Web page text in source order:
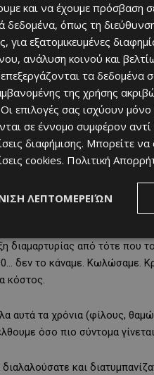
πρέπει να είναι κλειστά στις
με υπηρεσία παράδοσης κατ’
μας, εμπειρία που τη
θα μείνουν ανοιχτά. Θα
κλείσε όποιαν ώρα σου
Θα γλιτώσει και η πολιτεία
επιχειρήσεις να κάνουν
διαμαρτυρίας από τότε που
δεν το κάναμε. Κωλώσαμε.
κόστος.
αυτά τα χρόνια (φίλους,
όσο πιο σύντομα
και
και να έχουμε πρόσβαση
δεδομένα, όπως τη
για εξατομικευμένες
ανάλυση κοινού και
τα δεδομένα
της χρήσης
επιλογές σας ισχύουν
σε έννομο συμφέρον αντί
διαφήμισης. Μπορείτε να
cookies. Πολιτική
ΛΕΠΤΟΜΕΡΕΙΏΝ